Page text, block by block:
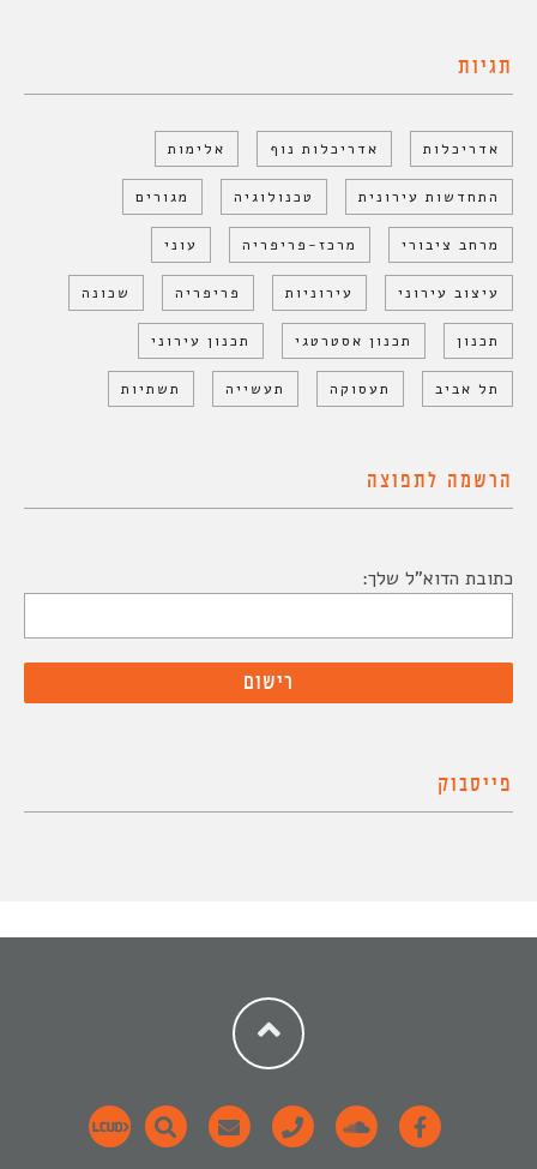
תגיות
אדריכלות אדריכלות נוף אלימות
התחדשות עירונית טכנולוגיה מגורים
מרחב ציבורי מרכז-פריפריה עוני
עיצוב עירוני עירוניות פריפריה שכונה
תכנון תכנון אסטרטגי תכנון עירוני
תל אביב תעסוקה תעשייה תשתיות
הרשמה לתפוצה
כתובת הדוא"ל שלך:
פייסבוק